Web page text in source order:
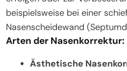
beispielsweise bei einer
Nasenscheidewand
Arten der Nasenkorrektur:
Ästhetische